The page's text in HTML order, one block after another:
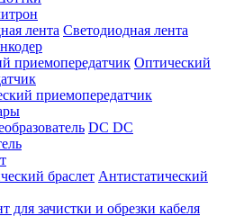
Светодиодная лента
Оптический
приемопередатчик
DC DC
Антистатический